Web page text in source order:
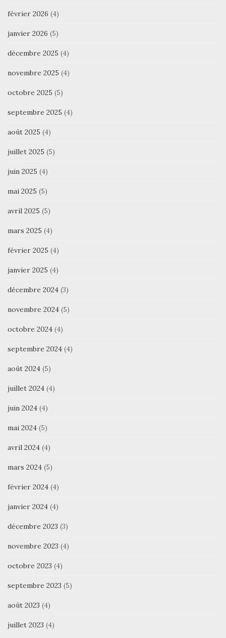
février 2026 (4)
janvier 2026 (5)
décembre 2025 (4)
novembre 2025 (4)
octobre 2025 (5)
septembre 2025 (4)
août 2025 (4)
juillet 2025 (5)
juin 2025 (4)
mai 2025 (5)
avril 2025 (5)
mars 2025 (4)
février 2025 (4)
janvier 2025 (4)
décembre 2024 (3)
novembre 2024 (5)
octobre 2024 (4)
septembre 2024 (4)
août 2024 (5)
juillet 2024 (4)
juin 2024 (4)
mai 2024 (5)
avril 2024 (4)
mars 2024 (5)
février 2024 (4)
janvier 2024 (4)
décembre 2023 (3)
novembre 2023 (4)
octobre 2023 (4)
septembre 2023 (5)
août 2023 (4)
juillet 2023 (4)